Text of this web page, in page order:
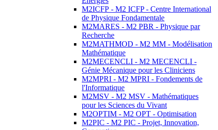
M2ICFP - M2 ICFP - Centre International
de Physique Fondamentale
M2MARES - M2 PBR - Physique par
Recherche
M2MATHMOD - M2 MM - Modélisation
Mathématique
M2MECENCLI - M2 MECENCLI -
Génie Mécanique pour les Cliniciens
M2MPRI - M2 MPRI - Fondements de
l'Informatique
M2MSV - M2 MSV - Mathématiques
pour les Sciences du Vivant
M2OPTIM - M2 OPT - Optimisation
M2PIC - M2 PIC - Projet, Innovation,